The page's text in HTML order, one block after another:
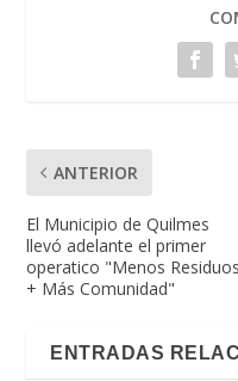
ANTERIOR
El Municipio de Quilmes
llevó adelante el primer
operatico "Menos Residuos
+ Más Comunidad"
ENTRADAS